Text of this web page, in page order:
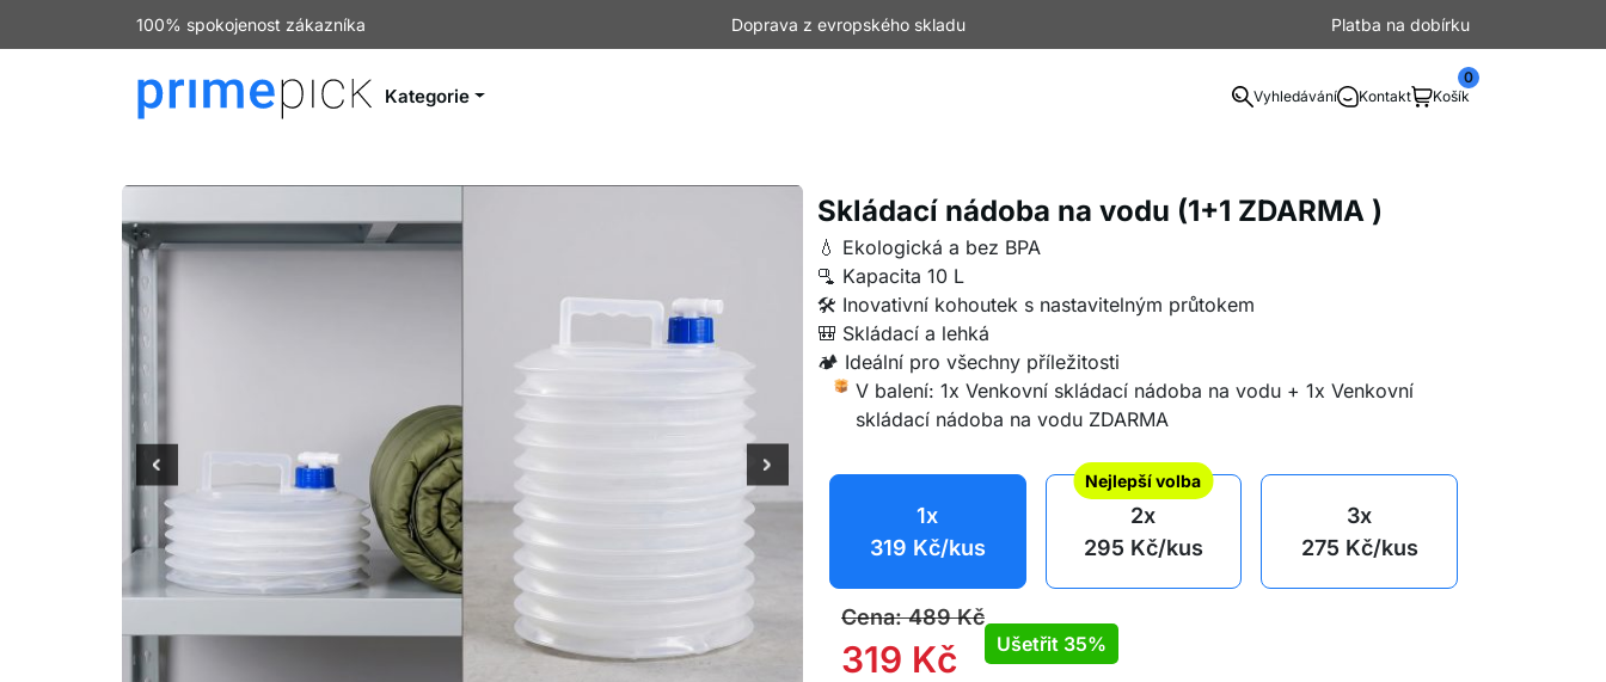
100% spokojenost zákazníka Doprava z evropského skladu Platba na dobírku
Kategorie Vyhledávání Kontakt Košík
0
Skládací nádoba na vodu (1+1 ZDARMA )
💧 Ekologická a bez BPA
🫗 Kapacita 10 L
🛠️ Inovativní kohoutek s nastavitelným průtokem
🎒 Skládací a lehká
🏕️ Ideální pro všechny příležitosti
V balení: 1x Venkovní skládací nádoba na vodu + 1x Venkovní
skládací nádoba na vodu ZDARMA
1x
319 Kč/kus
Nejlepší volba
2x
295 Kč/kus
3x
275 Kč/kus
Cena:489Kč
319 Kč Ušetřit 35%